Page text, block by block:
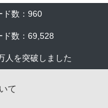
ド数：960
ド数：69,528
人を突破しました
て